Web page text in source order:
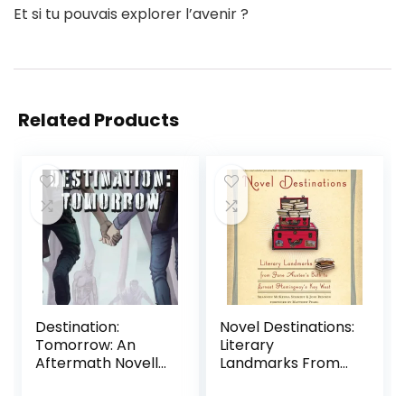
Et si tu pouvais explorer l’avenir ?
Related Products
Destination:
Tomorrow: An
Aftermath Novella,
Novel Destinations:
Literary
Landmarks From